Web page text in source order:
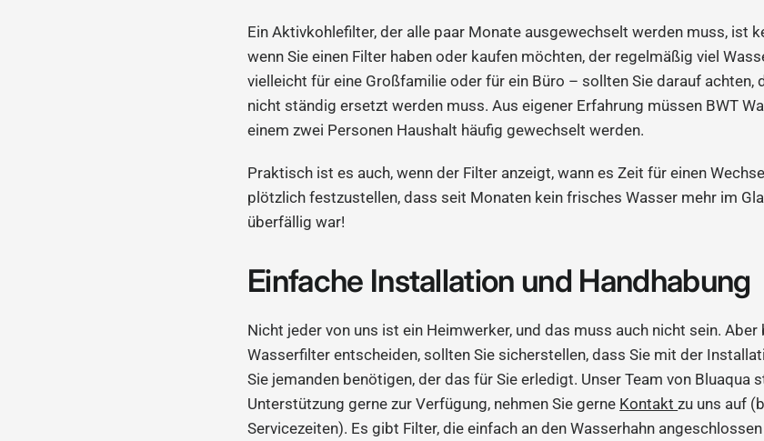
Ein Aktivkohlefilter, der alle paar Monate ausgewechselt werden muss, ist
wenn Sie einen Filter haben oder kaufen möchten, der regelmäßig viel
vielleicht für eine Großfamilie oder für ein Büro – sollten Sie darauf achten,
nicht ständig ersetzt werden muss. Aus eigener Erfahrung müssen BWT
einem zwei Personen Haushalt häufig gewechselt werden.
Praktisch ist es auch, wenn der Filter anzeigt, wann es Zeit für einen
plötzlich festzustellen, dass seit Monaten kein frisches Wasser mehr im
überfällig war!
Einfache Installation und Handhabung
Nicht jeder von uns ist ein Heimwerker, und das muss auch nicht sein. Aber
Wasserfilter entscheiden, sollten Sie sicherstellen, dass Sie mit der
Sie jemanden benötigen, der das für Sie erledigt. Unser Team von Bluaqua
Unterstützung gerne zur Verfügung, nehmen Sie gerne Kontaktzu uns auf
Servicezeiten). Es gibt Filter, die einfach an den Wasserhahn